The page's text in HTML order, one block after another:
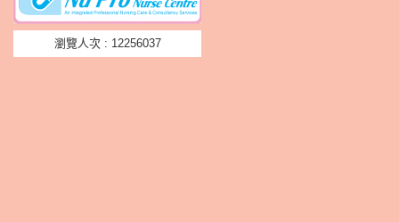
瀏覽人次 : 12256037